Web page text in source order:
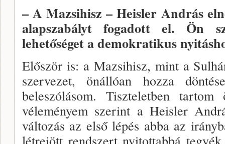
– A Mazsihisz – Heisler András
alapsza­bályt fogadott el. Ön
lehetőséget a demokratikus
Először is: a Mazsihisz, mint a
szervezet, önál­lóan hozza
beleszólásom. Tiszteletben tartom
véleményem szerint a Heisler
változás az első lépés abba az
létrejött rend­szert nyitottabbá